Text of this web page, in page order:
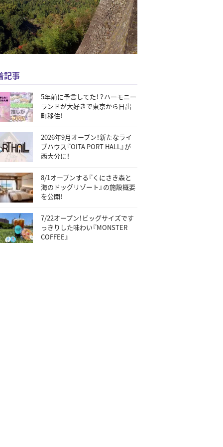
記事
5年前に予言してた！？ハーモニー
ランドが大好きで東京から日出
町移住！
2026年9月オープン！新たなライ
ブハウス『OITA PORT HALL』が
西大分に！
8/1オープンする『くにさき森と
海のドッグリゾート』の施設概要
を公開！
7/22オープン！ビッグサイズです
っきりした味わい『MONSTER
COFFEE』